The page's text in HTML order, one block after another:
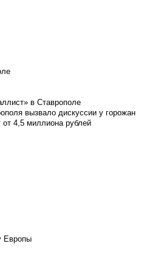
в Ставрополе
вызвало дискуссии у горожан
от 4,5 миллиона рублей
Европы